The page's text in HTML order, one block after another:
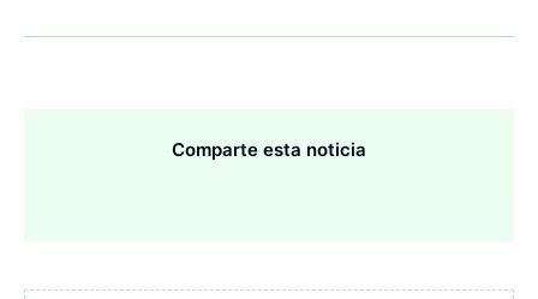
Comparte esta noticia